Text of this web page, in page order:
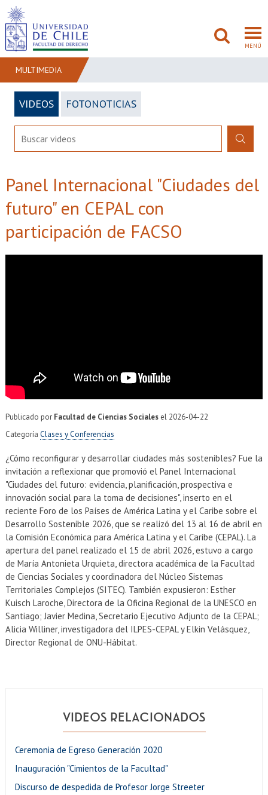
MENÚ
FACULTAD
ADMISIÓN
INVESTIGACIÓN
BIBLIOTECAS
MULTIMEDIA
VIDEOS FOTONOTICIAS
Panel Internacional "Ciudades del
futuro" en CEPAL con
participación de FACSO
Publicado por Facultad de Ciencias Socialesel 2026-04-22
Categoría Clases y Conferencias
¿Cómo reconfigurar y desarrollar ciudades más sostenibles? Fue la
invitación a reflexionar que promovió el Panel Internacional
"Ciudades del futuro: evidencia, planificación, prospectiva e
innovación social para la toma de decisiones", inserto en el
reciente Foro de los Países de América Latina y el Caribe sobre el
Desarrollo Sostenible 2026, que se realizó del 13 al 16 de abril en
la Comisión Económica para América Latina y el Caribe (CEPAL). La
apertura del panel realizado el 15 de abril 2026, estuvo a cargo
de María Antonieta Urquieta, directora académica de la Facultad
de Ciencias Sociales y coordinadora del Núcleo Sistemas
Territoriales Complejos (SITEC). También expusieron: Esther
Kuisch Laroche, Directora de la Oficina Regional de la UNESCO en
Santiago; Javier Medina, Secretario Ejecutivo Adjunto de la CEPAL;
Alicia Williner, investigadora del ILPES-CEPAL y Elkin Velásquez,
Director Regional de ONU-Hábitat.
VIDEOS RELACIONADOS
Ceremonia de Egreso Generación 2020
Inauguración "Cimientos de la Facultad"
Discurso de despedida de Profesor Jorge Streeter